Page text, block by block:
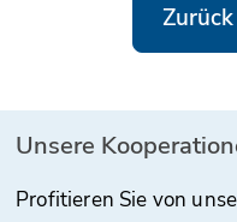
Unsere
Profitieren Sie von